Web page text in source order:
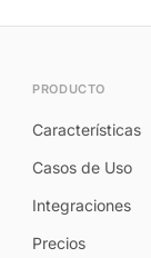
PRODUCTO
Características
Casos de Uso
Integraciones
Precios